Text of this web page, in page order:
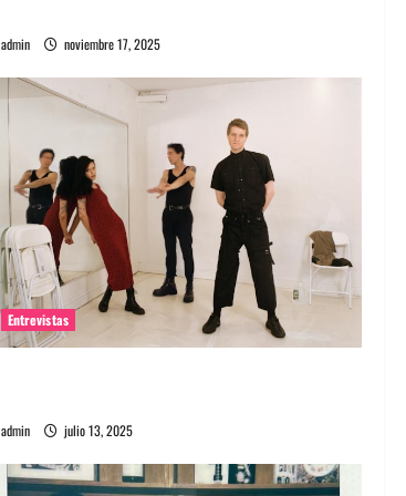
admin noviembre 17, 2025
Entrevistas
admin julio 13, 2025